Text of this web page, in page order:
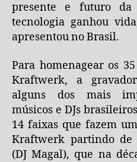
presente e futuro
tecnologia ganhou
apresentou no Brasil.
Para homenagear os
Kraftwerk, a
alguns dos mais
músicos e DJs
14 faixas que fazem
Kraftwerk partindo de
(DJ Magal), que na